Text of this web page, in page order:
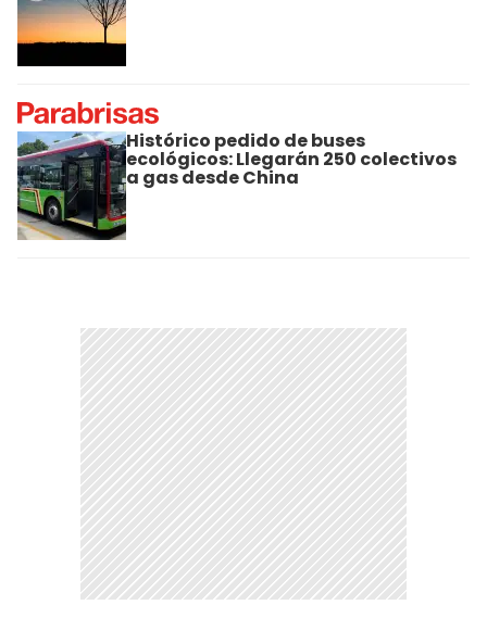
Histórico pedido de buses
ecológicos: Llegarán 250 colectivos
a gas desde China